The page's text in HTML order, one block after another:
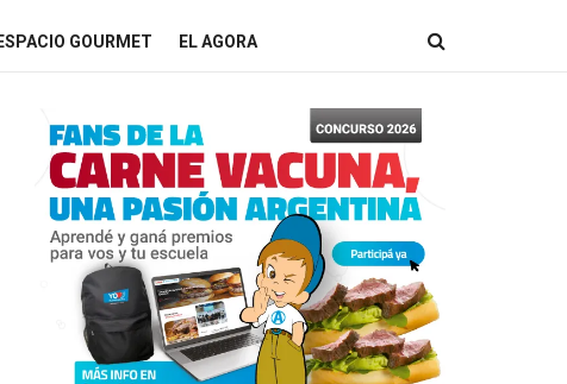
ESPACIO GOURMET EL AGORA